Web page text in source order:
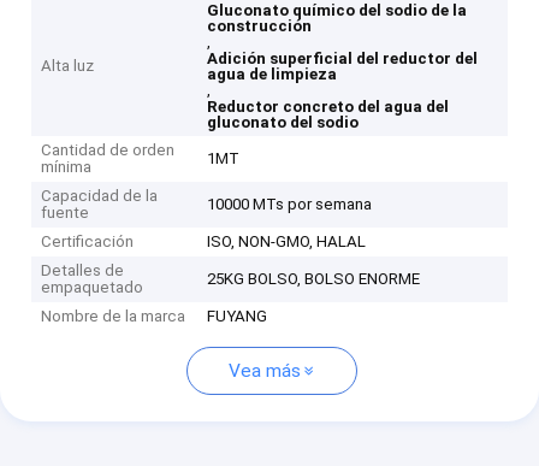
Alta luz
Gluconato químico del sodio de la
construcción
,
Adición superficial del reductor del
agua de limpieza
,
Reductor concreto del agua del
gluconato del sodio
Cantidad de orden
mínima
1MT
Capacidad de la
fuente
10000 MTs por semana
Certificación
ISO, NON-GMO, HALAL
Detalles de
empaquetado
25KG BOLSO, BOLSO ENORME
Nombre de la marca FUYANG
Vea más